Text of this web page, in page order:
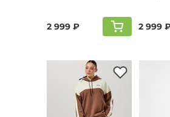
2 999 ₽ 2 999